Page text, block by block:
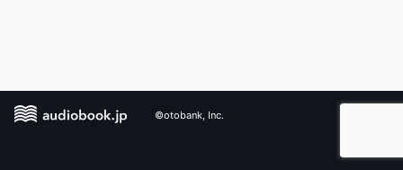
©otobank, Inc.